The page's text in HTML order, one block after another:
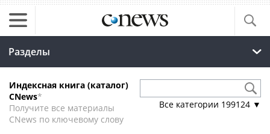
Разделы
Индексная книга (каталог)
CNews*
Получите все материалы
CNews по ключевому слову
Все категории 199124 ▼